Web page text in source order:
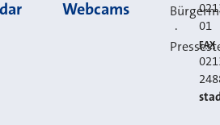
Webcams
·
01
FAX
E-